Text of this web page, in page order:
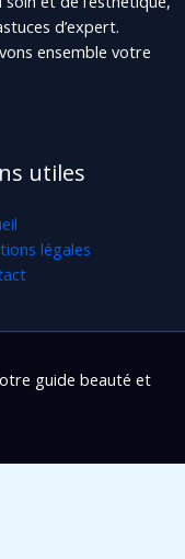
d’expert.
ensemble votre
utiles
légales
guide beauté et